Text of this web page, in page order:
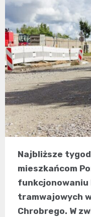
Najbliższe
mieszkańcom
funkcjonowaniu
tramwajowych
Chrobrego. W